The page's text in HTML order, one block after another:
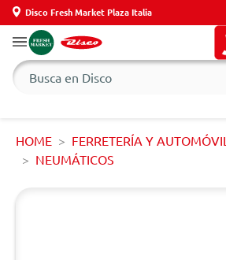
Disco Fresh Market Plaza Italia
HOME FERRETERÍA Y AUTOMÓVIL
NEUMÁTICOS